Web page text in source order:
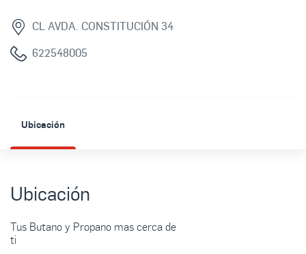
CL AVDA. CONSTITUCIÓN 34
622548005
Ubicación
Ubicación
Tus Butano y Propano mas cerca de
ti